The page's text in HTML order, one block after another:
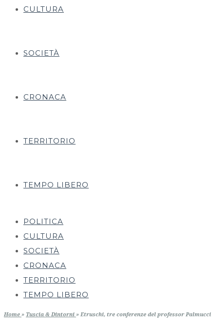
CULTURA
SOCIETÀ
CRONACA
TERRITORIO
TEMPO LIBERO
POLITICA
CULTURA
SOCIETÀ
CRONACA
TERRITORIO
TEMPO LIBERO
Home » Tuscia & Dintorni » Etruschi, tre conferenze del professor Palmucci